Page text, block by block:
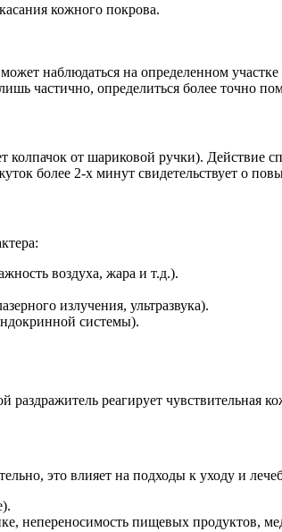
кожного покрова.
наблюдаться на определенном
частично, определиться более точно
от шариковой ручки). Действие
более 2-х минут свидетельствует о
воздуха, жара и т.д.).
излучения, ультразвука).
системы).
реагирует чувствительная
это влияет на подходы к уходу и
непереносимость пищевых продуктов,